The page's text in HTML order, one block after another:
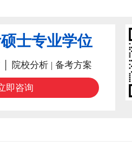
士专业学位
院校分析 | 备考方案
即咨询